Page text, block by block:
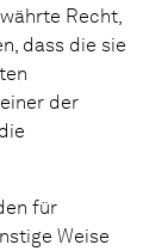
Recht,
dass die sie
der
für
Weise